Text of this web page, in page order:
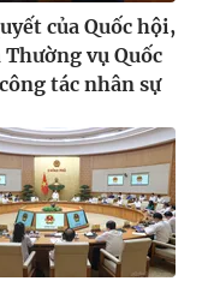
của Quốc hội,
Thường vụ Quốc
tác nhân sự